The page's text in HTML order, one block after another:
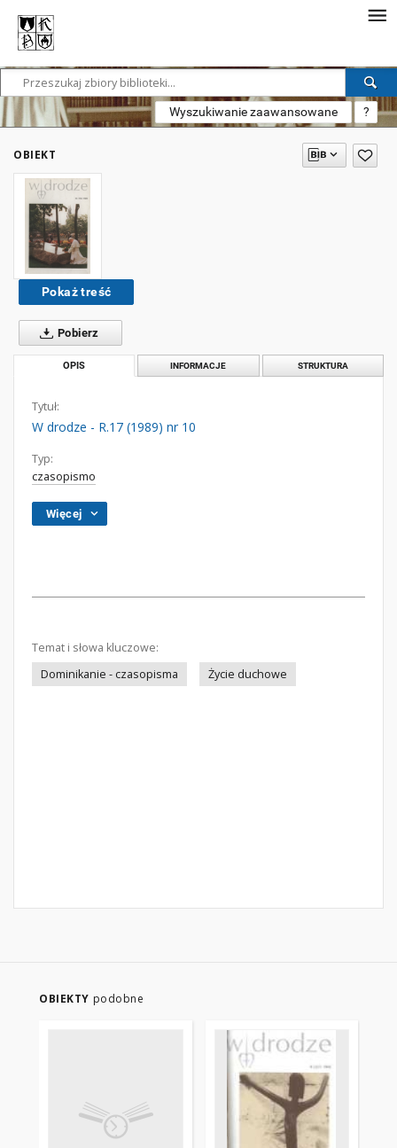
Wyszukiwanie zaawansowane ?
OBIEKT
Pokaż treść
Pobierz
OPIS INFORMACJE STRUKTURA
Tytuł:
W drodze - R.17 (1989) nr 10
Typ:
czasopismo
Więcej
Temat i słowa kluczowe:
Dominikanie - czasopisma
Życie duchowe
OBIEKTY podobne